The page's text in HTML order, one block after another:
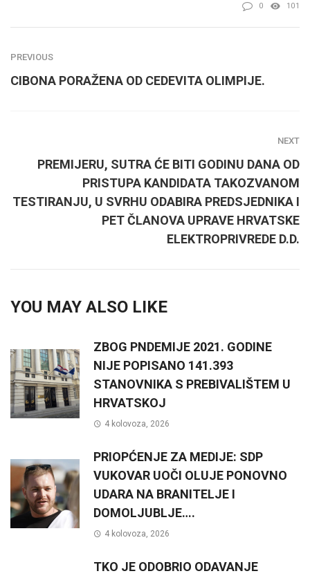
0 101
PREVIOUS
CIBONA PORAŽENA OD CEDEVITA OLIMPIJE.
NEXT
PREMIJERU, SUTRA ĆE BITI GODINU DANA OD
PRISTUPA KANDIDATA TAKOZVANOM
TESTIRANJU, U SVRHU ODABIRA PREDSJEDNIKA I
PET ČLANOVA UPRAVE HRVATSKE
ELEKTROPRIVREDE D.D.
YOU MAY ALSO LIKE
ZBOG PNDEMIJE 2021. GODINE
NIJE POPISANO 141.393
STANOVNIKA S PREBIVALIŠTEM U
HRVATSKOJ
4 kolovoza, 2026
PRIOPĆENJE ZA MEDIJE: SDP
VUKOVAR UOČI OLUJE PONOVNO
UDARA NA BRANITELJE I
DOMOLJUBLJE….
4 kolovoza, 2026
TKO JE ODOBRIO ODAVANJE